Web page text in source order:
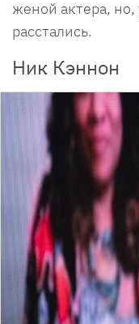
женой актера, но,
расстались.
Ник Кэннон